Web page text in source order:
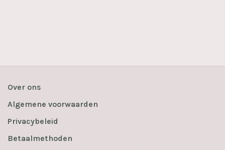
Over ons
Algemene voorwaarden
Privacybeleid
Betaalmethoden